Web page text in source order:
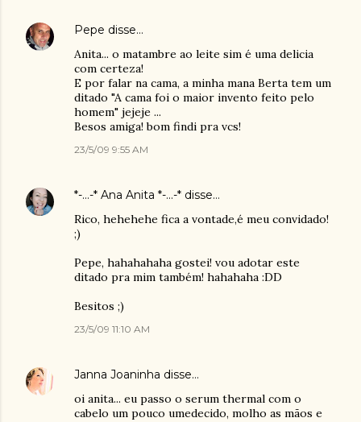
Pepe disse…
Anita... o matambre ao leite sim é uma delicia
com certeza!
E por falar na cama, a minha mana Berta tem um
ditado "A cama foi o maior invento feito pelo
homem" jejeje ...
Besos amiga! bom findi pra vcs!
23/5/09 9:55 AM
*-...-* Ana Anita *-...-* disse…
Rico, hehehehe fica a vontade,é meu convidado!
;)
Pepe, hahahahaha gostei! vou adotar este
ditado pra mim também! hahahaha :DD
Besitos ;)
23/5/09 11:10 AM
Janna Joaninha disse…
oi anita... eu passo o serum thermal com o
cabelo um pouco umedecido, molho as mãos e